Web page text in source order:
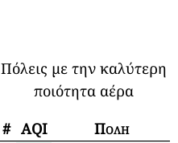
Πόλεις με την καλύτερη
ποιότητα αέρα
# AQI
Πόλη